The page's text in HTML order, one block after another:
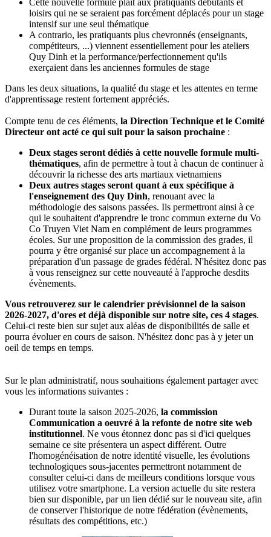
Cette nouvelle formule plaît aux pratiquants débutants et
loisirs qui ne se seraient pas forcément déplacés pour un stage
intensif sur une seul thématique
A contrario, les pratiquants plus chevronnés (enseignants,
compétiteurs, ...) viennent essentiellement pour les ateliers
Quy Dinh et la performance/perfectionnement qu'ils
exerçaient dans les anciennes formules de stage
Dans les deux situations, la qualité du stage et les attentes en terme
d'apprentissage restent fortement appréciés.
Compte tenu de ces éléments, la Direction Technique et le Comité
Directeur ont acté ce qui suit pour la saison prochaine :
Deux stages seront dédiés à cette nouvelle formule multi-
thématiques, afin de permettre à tout à chacun de continuer à
découvrir la richesse des arts martiaux vietnamiens
Deux autres stages seront quant à eux spécifique à
l'enseignement des Quy Dinh, renouant avec la
méthodologie des saisons passées. Ils permettront ainsi à ce
qui le souhaitent d'apprendre le tronc commun externe du Vo
Co Truyen Viet Nam en complément de leurs programmes
écoles. Sur une proposition de la commission des grades, il
pourra y être organisé sur place un accompagnement à la
préparation d'un passage de grades fédéral. N'hésitez donc pas
à vous renseignez sur cette nouveauté à l'approche desdits
évènements.
Vous retrouverez sur le calendrier prévisionnel de la saison
2026-2027, d'ores et déjà disponible sur notre site, ces 4 stages.
Celui-ci reste bien sur sujet aux aléas de disponibilités de salle et
pourra évoluer en cours de saison. N'hésitez donc pas à y jeter un
oeil de temps en temps.
Sur le plan administratif, nous souhaitions également partager avec
vous les informations suivantes :
Durant toute la saison 2025-2026, la commission
Communication a oeuvré à la refonte de notre site web
institutionnel. Ne vous étonnez donc pas si d'ici quelques
semaine ce site présentera un aspect différent. Outre
l'homogénéisation de notre identité visuelle, les évolutions
technologiques sous-jacentes permettront notamment de
consulter celui-ci dans de meilleurs conditions lorsque vous
utilisez votre smartphone. La version actuelle du site restera
bien sur disponible, par un lien dédié sur le nouveau site, afin
de conserver l'historique de notre fédération (évènements,
résultats des compétitions, etc.)